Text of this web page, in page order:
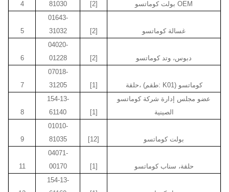
4 81030 [2] بولت كوماتسو OEM
5
01643-
31032
[2] غسالة كوماتسو
6
04020-
01228
[2] دبوس، وتد كوماتسو
7
07018-
31205
[1] حلقة، (طقم: K01) كوماتسو
8
154-13-
61140
[1]
عضو مجلس إدارة شركة كوماتسو
الصينية
9
01010-
81035
[12] بولت كوماتسو
11
04071-
00170
[1] حلقة، سناب كوماتسو
154-13-